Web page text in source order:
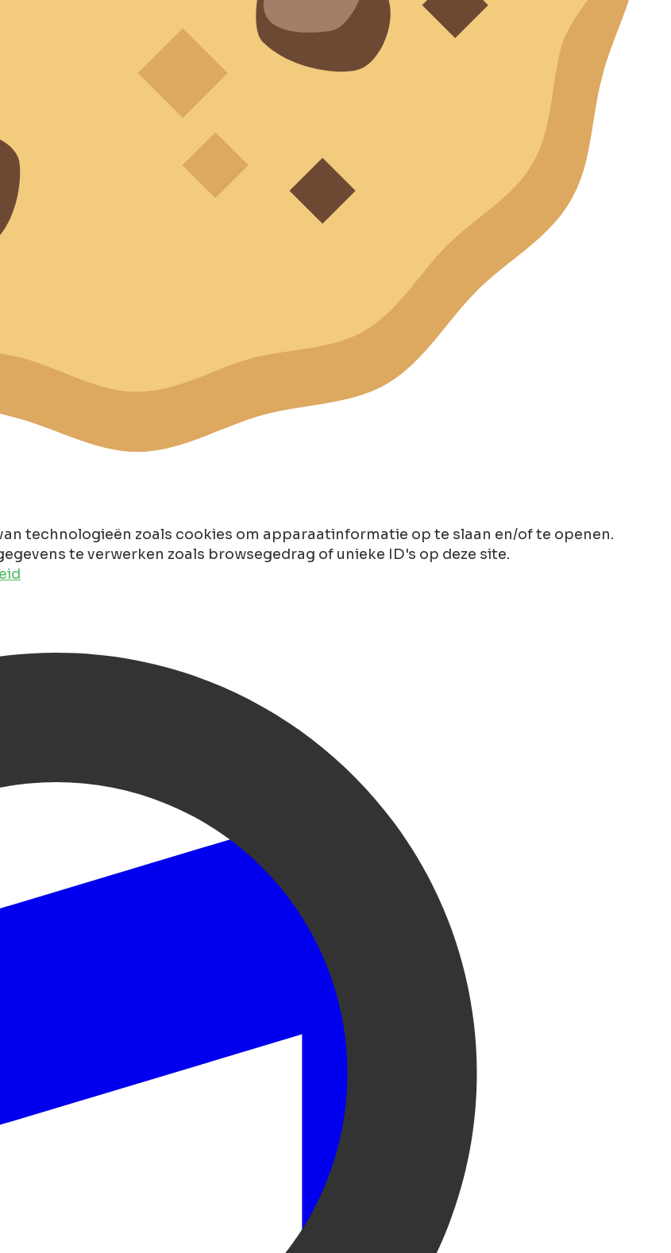
technologieën zoals cookies om apparaatinformatie op te slaan en/of te openen.
te verwerken zoals browsegedrag of unieke ID's op deze site.
2026